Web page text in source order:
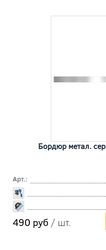
Бордюр метал.
Арт.:
490 руб / шт.